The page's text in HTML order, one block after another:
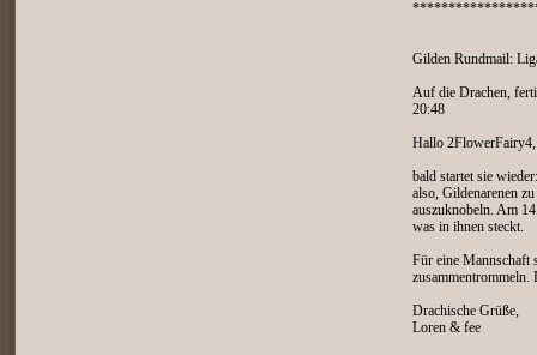
Gilden Rundmail:
Auf die Drachen,
20:48
Hallo 2FlowerFairy4,
bald startet sie
also, Gildenarenen
auszuknobeln. Am
was in ihnen steckt.
Für eine Mannschaft
zusammentrommeln.
Drachische Grüße,
Loren & fee